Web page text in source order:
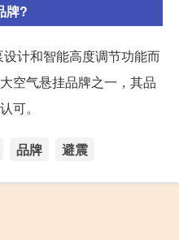
牌?
计和智能高度调节功能而
空气悬挂品牌之一，其品
可。
品牌 避震